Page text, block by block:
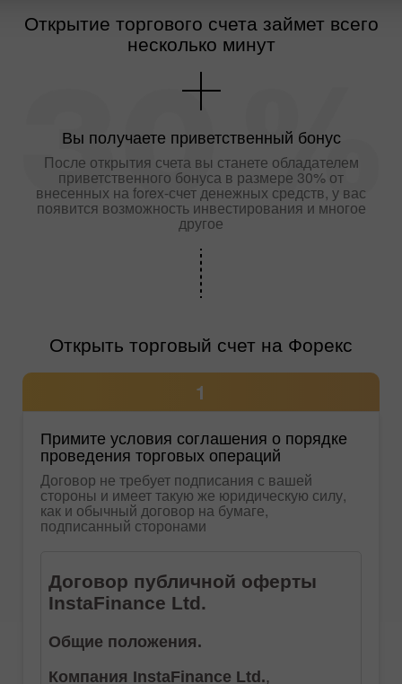
Открытие торгового счета займет всего
несколько минут
Вы получаете приветственный бонус
После открытия счета вы станете обладателем
приветственного бонуса в размере 30% от
внесенных на forex-счет денежных средств, у вас
появится возможность инвестирования и многое
другое
Открыть торговый счет на Форекс
1
Примите условия соглашения о порядке
проведения торговых операций
Договор не требует подписания с вашей
стороны и имеет такую же юридическую силу,
как и обычный договор на бумаге,
подписанный сторонами